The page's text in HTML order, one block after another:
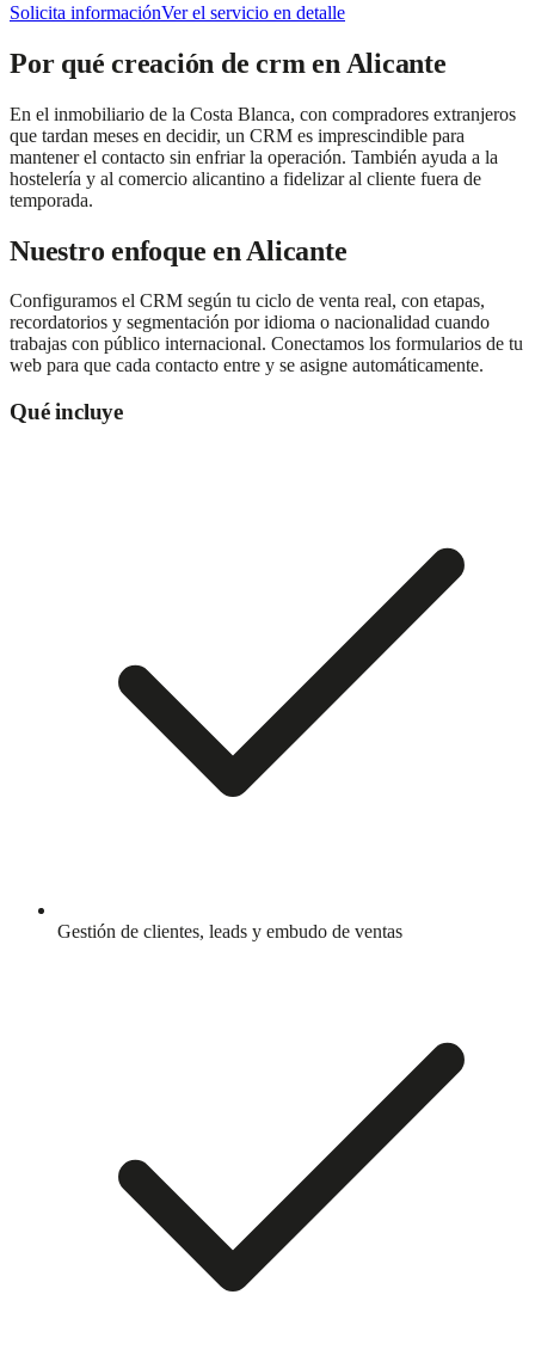
Solicita informaciónVer el servicio en detalle
Por quécreación de crm en Alicante
En el inmobiliario de la Costa Blanca, con compradores extranjeros
que tardan meses en decidir, un CRM es imprescindible para
mantener el contacto sin enfriar la operación. También ayuda a la
hostelería y al comercio alicantino a fidelizar al cliente fuera de
temporada.
Nuestro enfoque en Alicante
Configuramos el CRM según tu ciclo de venta real, con etapas,
recordatorios y segmentación por idioma o nacionalidad cuando
trabajas con público internacional. Conectamos los formularios de tu
web para que cada contacto entre y se asigne automáticamente.
Qué incluye
Gestión de clientes, leads y embudo de ventas